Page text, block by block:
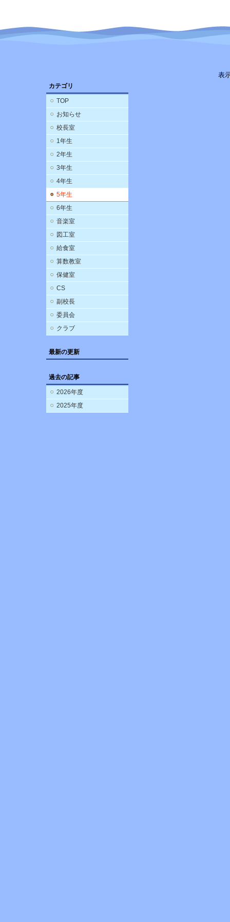
カテゴリ
TOP
お知らせ
校長室
1年生
2年生
3年生
4年生
5年生
6年生
音楽室
図工室
給食室
算数教室
保健室
CS
副校長
委員会
クラブ
最新の更新
過去の記事
2026年度
2025年度
表